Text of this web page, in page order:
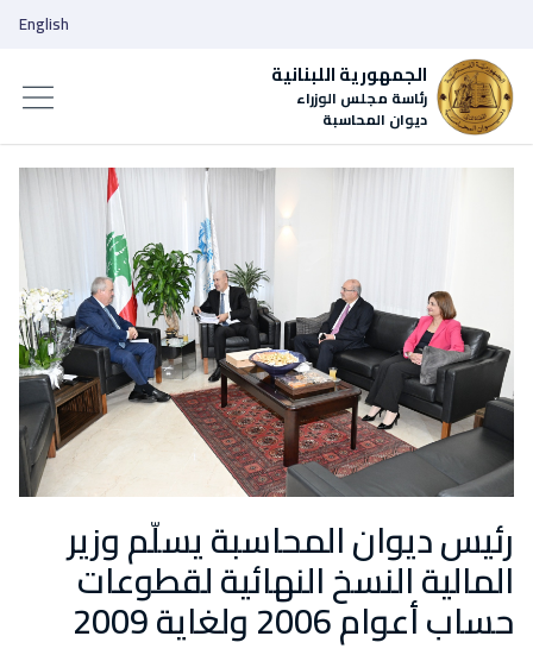
الجمهورية اللبنانية
رئاسة مجلس الوزراء
ديوان المحاسبة
English
رئيس ديوان المحاسبة يسلّم وزير
المالية النسخ النهائية لقطوعات
حساب أعوام 2006 ولغاية 2009